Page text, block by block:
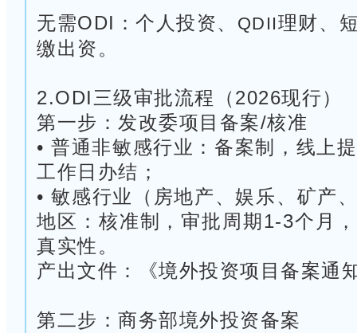
无需ODI：个人投资、 QDII理财、
缴出资。
2.ODI三级审批流程（2026现行）
第一步：发改委项目备案/核准
• 普通非敏感行业：备案制，线上
工作日办结；
• 敏感行业（房地产、娱乐、矿产
地区：核准制，审批周期1-3个月
真实性。
产出文件：《境外投资项目备案通
第二步：商务部境外投资备案